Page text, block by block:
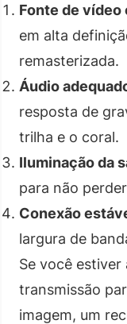
Fonte de
em alta
remasterizada.
Áudio
resposta de
trilha e o coral.
Iluminação da
para não
Conexão
largura de
Se você estiver
transmissão
imagem, um